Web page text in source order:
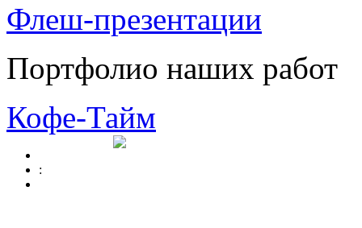
Флеш-презентации
Портфолио наших работ
Кофе-Тайм
: